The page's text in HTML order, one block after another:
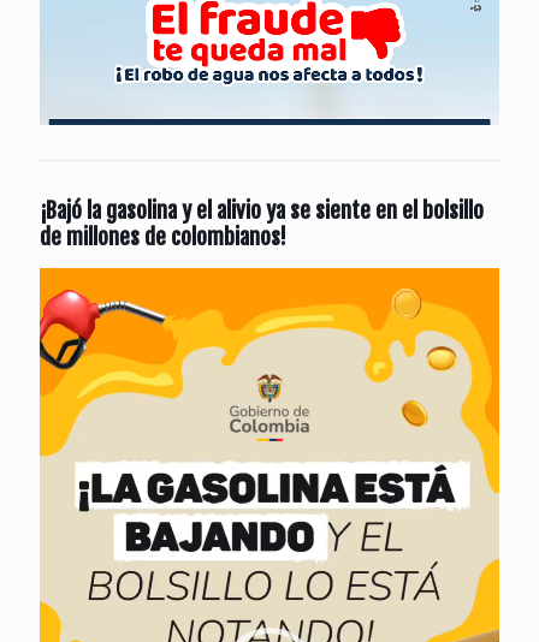
¡Bajó la gasolina y el alivio ya se siente en el bolsillo
de millones de colombianos!
de
vídeo